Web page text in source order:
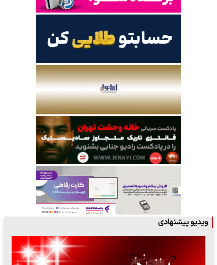
ویدیو پیشنهادی